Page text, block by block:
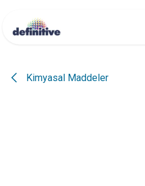
Kimyasal Maddeler